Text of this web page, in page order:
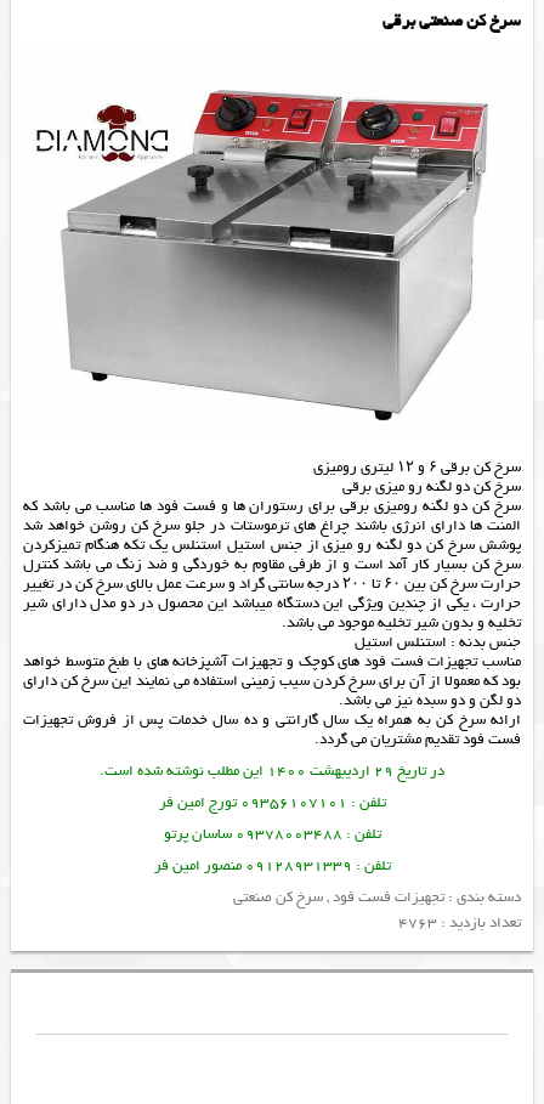
سرخ کن صنعتی برقی
سرخ کن برقی ۶ و ۱۲ لیتری رومیزی
سرخ کن دو لگنه رو میزی برقی
سرخ کن دو لگنه رومیزی برقی برای رستوران ها و فست فود ها مناسب می باشد که
المنت ها دارای انرژی باشند چراغ های ترموستات در جلو سرخ کن روشن خواهد شد
پوشش سرخ کن دو لگنه رو میزی از جنس استیل استنلس یک تکه هنگام تمیزکردن
سرخ کن بسیار کار آمد است و از طرفی مقاوم به خوردگی و ضد زنگ می باشد کنترل
حرارت سرخ کن بین ۶۰ تا ۲۰۰ درجه سانتی گراد و سرعت عمل بالای سرخ کن در تغییر
حرارت ، یکی از چندین ویژگی این دستگاه میباشد این محصول در دو مدل دارای شیر
تخلیه و بدون شیر تخلیه موجود می باشد.
جنس بدنه : استنلس استیل
مناسب تجهیزات فست فود های کوچک و تجهیزات آشپزخانه های با طبخ متوسط خواهد
بود که معمولا از آن برای سرخ کردن سیب زمینی استفاده می نمایند این سرخ کن دارای
دو لگن و دو سبده نیز می باشد.
ارائهسرخ کنبه همراه یک سال گارانتی و ده سال خدمات پس از فروشتجهیزات
فست فودتقدیم مشتریان می گردد.
در تاریخ 29 اردیبهشت 1400 این مطلب نوشته شده است.
تلفن : 09356107101 تورج امین فر
تلفن : 09378003488 ساسان پرتو
تلفن : 09128931339 منصور امین فر
دسته بندی :تجهیزات فست فود,سرخ کن صنعتی
تعداد بازدید : 4763